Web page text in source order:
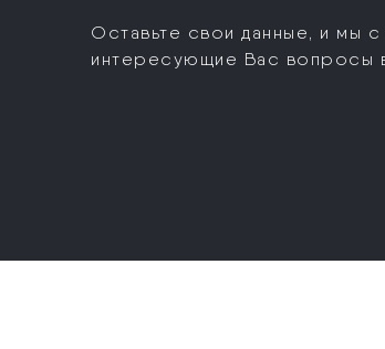
Оставьте свои данные, и мы
интересующие Вас вопросы